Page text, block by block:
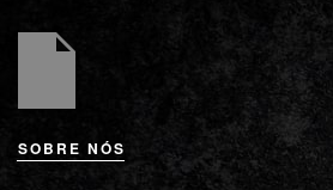
SOBRE NÓS